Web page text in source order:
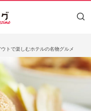
トで楽しむホテルの名物グルメ